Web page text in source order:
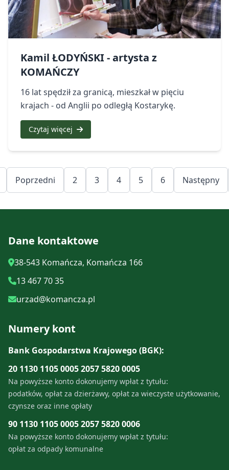
Kamil ŁODYŃSKI - artysta z
KOMAŃCZY
16 lat spędził za granicą, mieszkał w pięciu
krajach - od Anglii po odległą Kostarykę.
Czytaj więcej
Poprzedni 2 3 4 5 6 Następny
Dane kontaktowe
38-543 Komańcza, Komańcza 166
13 467 70 35
urzad@komancza.pl
Numery kont
Bank Gospodarstwa Krajowego (BGK):
20 1130 1105 0005 2057 5820 0005
Na powyższe konto dokonujemy wpłat z tytułu:
podatków, opłat za dzierżawy, opłat za wieczyste użytkowanie,
czynsze oraz inne opłaty
90 1130 1105 0005 2057 5820 0006
Na powyższe konto dokonujemy wpłat z tytułu:
opłat za odpady komunalne